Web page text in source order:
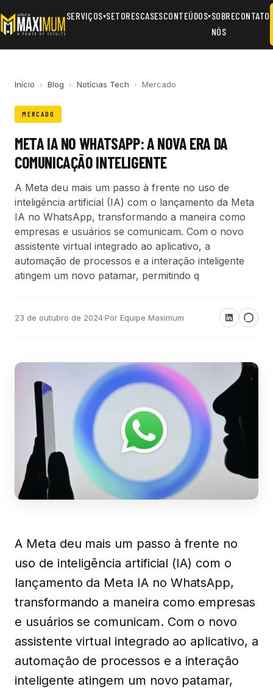
SERVIÇOS▾SETORESCASESCONTEÚDOS▾SOBRE
NÓS
CONTATO
Início › Blog › Notícias Tech › Mercado
MERCADO
META IA NO WHATSAPP: A NOVA ERA DA
COMUNICAÇÃO INTELIGENTE
A Meta deu mais um passo à frente no uso de
inteligência artificial (IA) com o lançamento da Meta
IA no WhatsApp, transformando a maneira como
empresas e usuários se comunicam. Com o novo
assistente virtual integrado ao aplicativo, a
automação de processos e a interação inteligente
atingem um novo patamar, permitindo q
23 de outubro de 2024·Por Equipe Maximum
A Meta deu mais um passo à frente no
uso de inteligência artificial (IA) com o
lançamento da Meta IA no WhatsApp,
transformando a maneira como empresas
e usuários se comunicam. Com o novo
assistente virtual integrado ao aplicativo, a
automação de processos e a interação
inteligente atingem um novo patamar,